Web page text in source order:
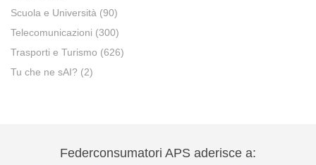
Scuola e Università (90)
Telecomunicazioni (300)
Trasporti e Turismo (626)
Tu che ne sAI? (2)
Federconsumatori APS aderisce a: